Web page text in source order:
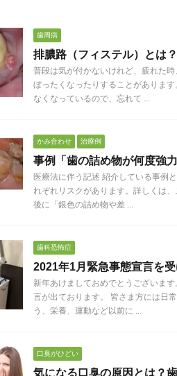
歯周病
排膿路（フィステル）とは
普段は気が付かないけれど、疲れた
ぼったくなったりすることがありま
なくなっているので、忘れて ...
かみ合わせ 治療例
事例「歯の詰め物が何度強
医療法に伴う記述 紹介している事例
れぞれリスクがあります。詳しくは
後に「銀色の詰め物や差 ...
歯科恐怖症
2021年1月緊急事態宣言を
新年あけましておめでとうございま
言が出ております。 皆さま方には日
う、栄養、運動など以前に ...
口臭がひどい
気になる口臭の原因とは？